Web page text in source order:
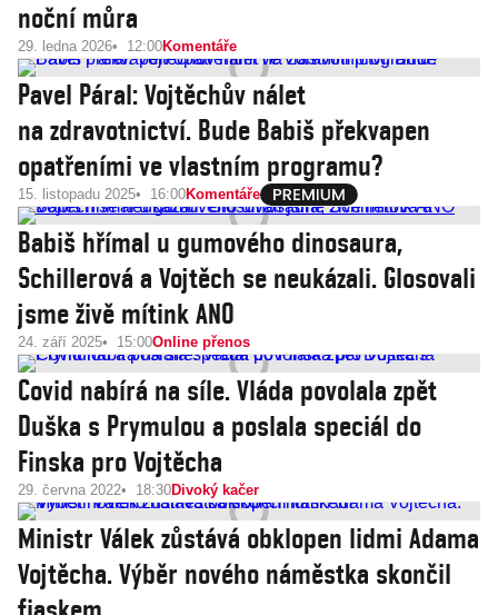
noční můra
29. ledna 2026 12:00Komentáře
Pavel Páral: Vojtěchův nálet
na zdravotnictví. Bude Babiš překvapen
opatřeními ve vlastním programu?
15. listopadu 2025 16:00Komentáře
Babiš hřímal u gumového dinosaura,
Schillerová a Vojtěch se neukázali. Glosovali
jsme živě mítink ANO
24. září 2025 15:00Online přenos
Covid nabírá na síle. Vláda povolala zpět
Duška s Prymulou a poslala speciál do
Finska pro Vojtěcha
29. června 2022 18:30Divoký kačer
Ministr Válek zůstává obklopen lidmi Adama
Vojtěcha. Výběr nového náměstka skončil